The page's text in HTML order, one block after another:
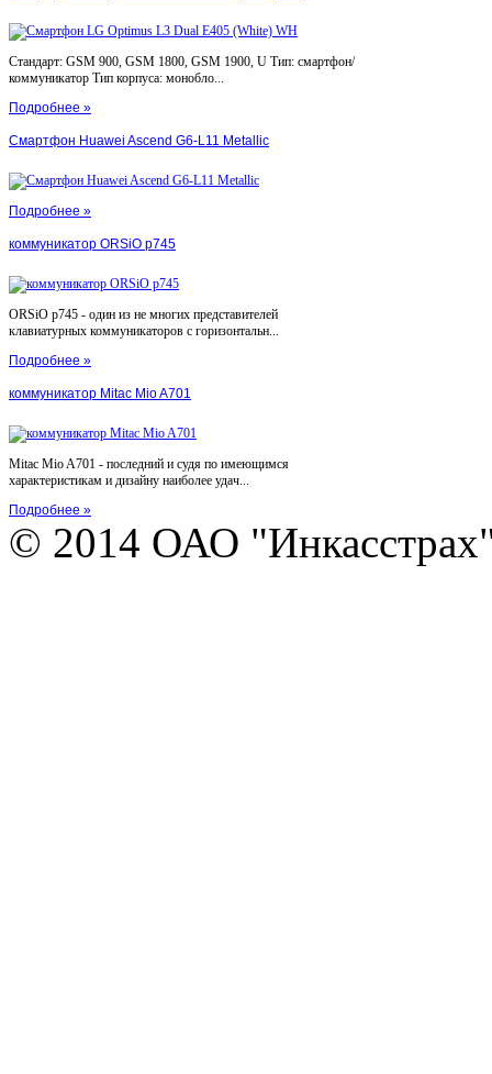
Стандарт: GSM 900, GSM 1800, GSM 1900, U Тип: смартфон/
коммуникатор Тип корпуса: монобло...
Подробнее »
Смартфон Huawei Ascend G6-L11 Metallic
Подробнее »
коммуникатор ORSiO p745
ORSiO p745 - один из не многих представителей
клавиатурных коммуникаторов с горизонтальн...
Подробнее »
коммуникатор Mitac Mio A701
Mitac Mio A701 - последний и судя по имеющимся
характеристикам и дизайну наиболее удач...
Подробнее »
© 2014 ОАО